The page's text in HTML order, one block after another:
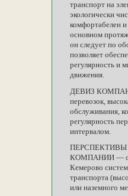
транспорт на
экологически
комфортабелен
основном
он следует по
позволяет
регулярность и
движения.
ДЕВИЗ
перевозок,
обслуживания,
регулярность
интервалом.
ПЕРСПЕКТИВЫ
КОМПАНИИ —
Кемерово
транспорта
или наземного